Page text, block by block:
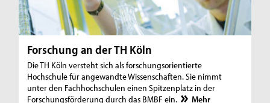
Forschung an der TH Köln
Die TH Köln versteht sich als forschungsorientierte
Hochschule für angewandte Wissenschaften. Sie nimmt
unter den Fachhochschulen einen Spitzenplatz in der
Forschungsförderung durch das BMBF ein.
Mehr